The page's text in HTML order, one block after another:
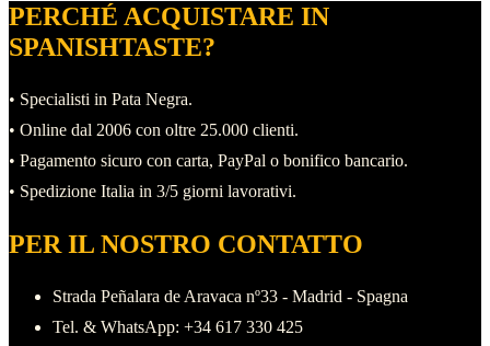
PERCHÉ ACQUISTARE IN
SPANISHTASTE?
• Specialisti in Pata Negra.
• Online dal 2006 con oltre 25.000 clienti.
• Pagamento sicuro con carta, PayPal o bonifico bancario.
• Spedizione Italia in 3/5 giorni lavorativi.
PER IL NOSTRO CONTATTO
Strada Peñalara de Aravaca nº33 - Madrid - Spagna
Tel. & WhatsApp: +34 617 330 425